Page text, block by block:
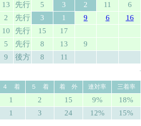
13 先行 5 3 2 11 6
2 先行 3 1 9 6 16
10 先行 15 17
5 先行 8 13 9
9 後方 8 11
.
４ 着 ５ 着 着 外 連対率 三着率
1 2 15 9%
18%
1 3 24 12% 15%